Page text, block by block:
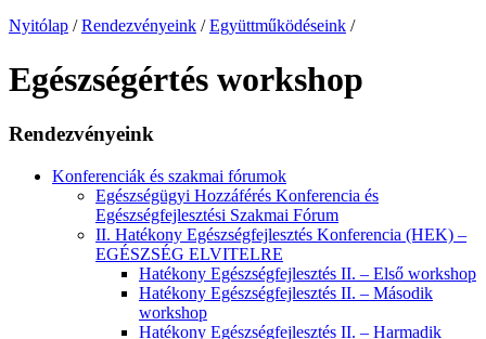
Nyitólap / Rendezvényeink / Együttműködéseink /
Egészségértés workshop
Rendezvényeink
Konferenciák és szakmai fórumok
Egészségügyi Hozzáférés Konferencia és
Egészségfejlesztési Szakmai Fórum
II. Hatékony Egészségfejlesztés Konferencia (HEK) –
EGÉSZSÉG ELVITELRE
Hatékony Egészségfejlesztés II. – Első workshop
Hatékony Egészségfejlesztés II. – Második
workshop
Hatékony Egészségfejlesztés II. – Harmadik